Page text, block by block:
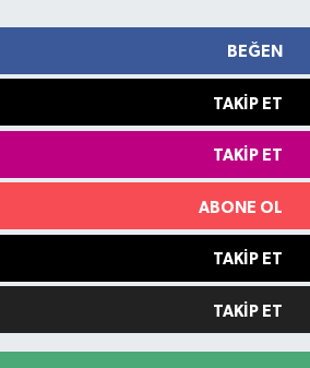
BEĞEN
TAKIP ET
TAKIP ET
ABONE OL
TAKIP ET
TAKIP ET